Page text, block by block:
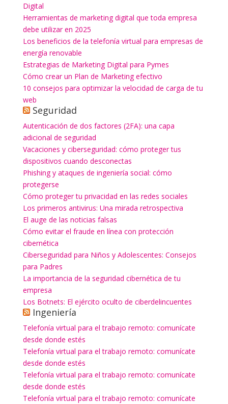
Digital
Herramientas de marketing digital que toda empresa
debe utilizar en 2025
Los beneficios de la telefonía virtual para empresas de
energía renovable
Estrategias de Marketing Digital para Pymes
Cómo crear un Plan de Marketing efectivo
10 consejos para optimizar la velocidad de carga de tu
web
Seguridad
Autenticación de dos factores (2FA): una capa
adicional de seguridad
Vacaciones y ciberseguridad: cómo proteger tus
dispositivos cuando desconectas
Phishing y ataques de ingeniería social: cómo
protegerse
Cómo proteger tu privacidad en las redes sociales
Los primeros antivirus: Una mirada retrospectiva
El auge de las noticias falsas
Cómo evitar el fraude en línea con protección
cibernética
Ciberseguridad para Niños y Adolescentes: Consejos
para Padres
La importancia de la seguridad cibernética de tu
empresa
Los Botnets: El ejército oculto de ciberdelincuentes
Ingeniería
Telefonía virtual para el trabajo remoto: comunícate
desde donde estés
Telefonía virtual para el trabajo remoto: comunícate
desde donde estés
Telefonía virtual para el trabajo remoto: comunícate
desde donde estés
Telefonía virtual para el trabajo remoto: comunícate